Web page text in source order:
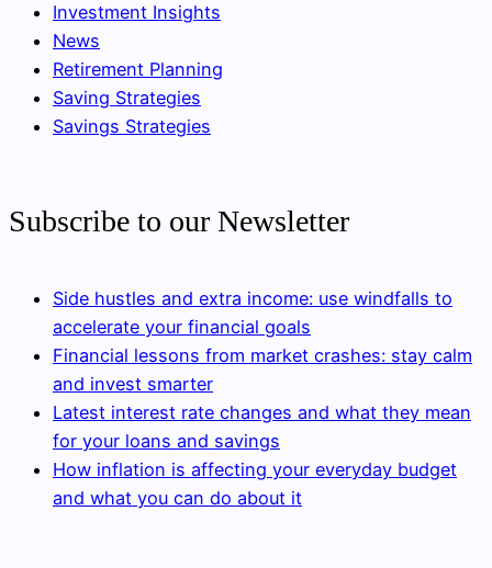
Investment Insights
News
Retirement Planning
Saving Strategies
Savings Strategies
Subscribe to our Newsletter
Side hustles and extra income: use windfalls to
accelerate your financial goals
Financial lessons from market crashes: stay calm
and invest smarter
Latest interest rate changes and what they mean
for your loans and savings
How inflation is affecting your everyday budget
and what you can do about it